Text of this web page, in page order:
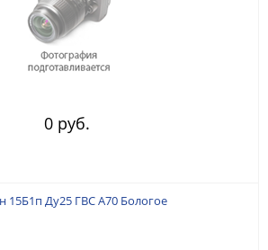
0 руб.
15Б1п Ду25 ГВС А70 Бологое